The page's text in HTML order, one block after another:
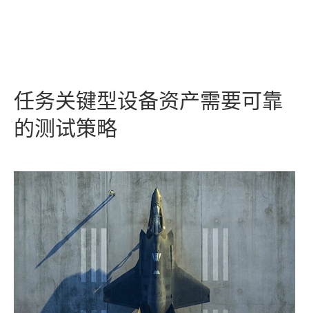
任务关键型设备资产需要可靠
的测试策略